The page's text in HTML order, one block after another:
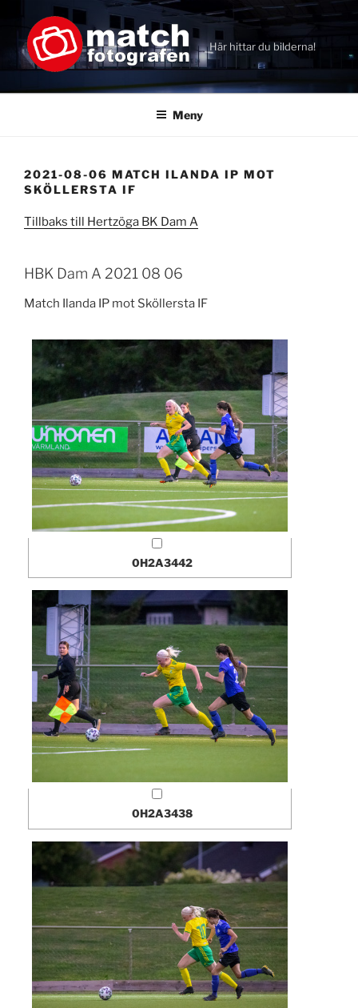
innehåll
Här hittar du bilderna!
Meny
2021-08-06 MATCH ILANDA IP MOT
SKÖLLERSTA IF
Tillbaks till Hertzöga BK Dam A
HBK Dam A 2021 08 06
Match Ilanda IP mot Sköllersta IF
0H2A3442
0H2A3438